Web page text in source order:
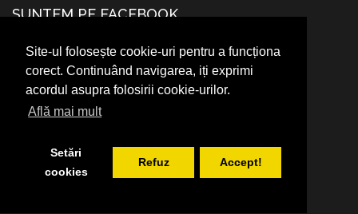
Site-ul folosește cookie-uri pentru a funcționa
corect. Continuând navigarea, iți exprimi
acordul asupra folosirii cookie-urilor.
Află mai mult
Setări
cookies
Refuz Accept!
SUNTEM PE FACEBOOK